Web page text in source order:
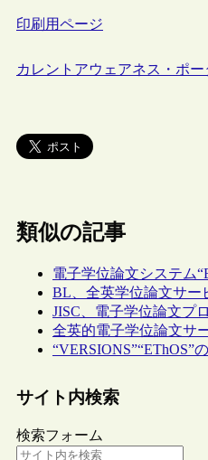
印刷用ページ
カレントアウェアネス・ポー
類似の記事
電子学位論文システム
BL、全英学位論文サー
JISC、電子学位論文プ
全英的電子学位論文サ
“VERSIONS”“EThOS”
サイト内検索
検索フォーム